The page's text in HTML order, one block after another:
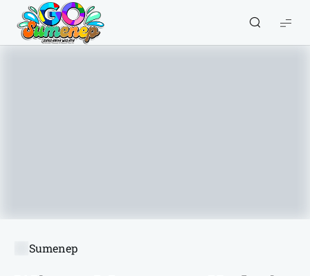
GO
Sumenep
Sumenep